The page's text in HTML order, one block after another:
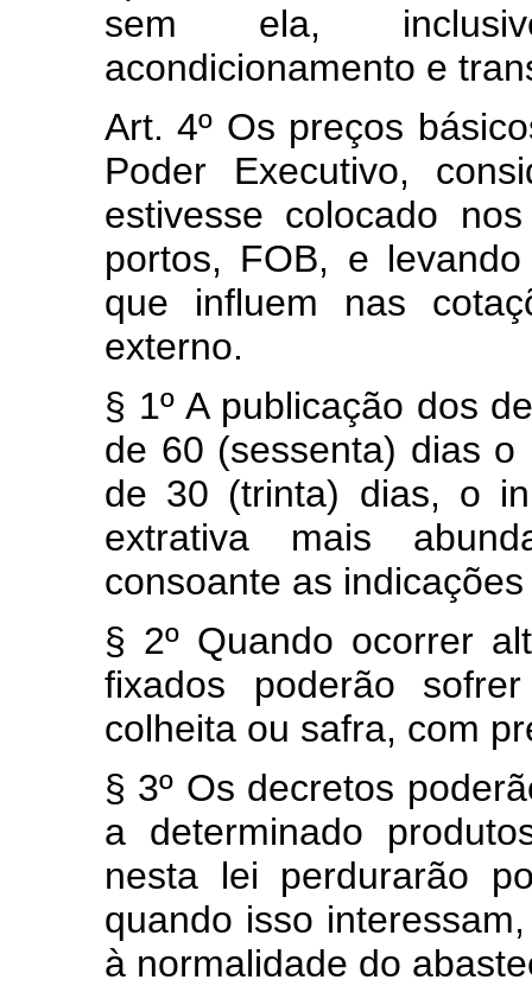
sem ela,
acondicionamento e
Art. 4º Os preços
Poder Executivo,
estivesse colocado
portos, FOB, e
que influem nas
externo.
§ 1º A publicação dos
de 60 (sessenta) dias
de 30 (trinta) dias, o
extrativa mais
consoante as
§ 2º Quando ocorrer
fixados poderão
colheita ou safra, com
§ 3º Os decretos
a determinado
nesta lei perdurarão
quando isso
à normalidade do